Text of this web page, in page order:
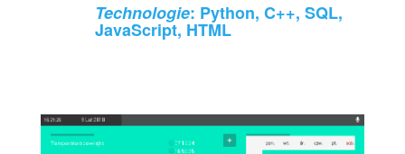
Technologie: Python, C++, SQL,
JavaScript, HTML